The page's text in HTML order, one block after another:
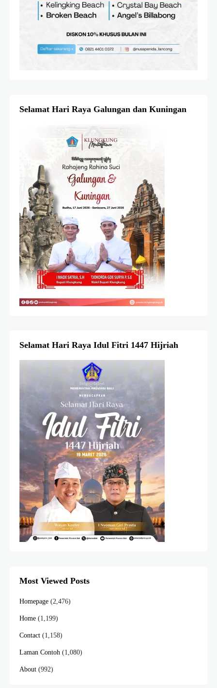
Selamat Hari Raya Galungan dan Kuningan
Selamat Hari Raya Idul Fitri 1447 Hijriah
Most Viewed Posts
Homepage (2,476)
Home (1,199)
Contact (1,158)
Laman Contoh (1,080)
About (992)